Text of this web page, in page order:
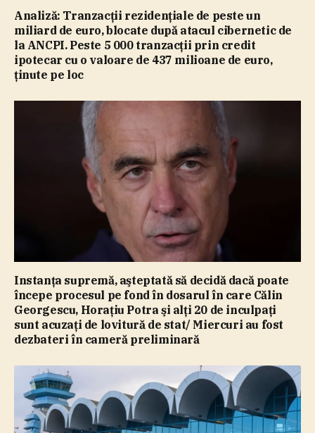
Analiză: Tranzacţii rezidenţiale de peste un
miliard de euro, blocate după atacul cibernetic de
la ANCPI. Peste 5 000 tranzacţii prin credit
ipotecar cu o valoare de 437 milioane de euro,
ţinute pe loc
Instanţa supremă, aşteptată să decidă dacă poate
începe procesul pe fond în dosarul în care Călin
Georgescu, Horaţiu Potra şi alţi 20 de inculpaţi
sunt acuzaţi de lovitură de stat/ Miercuri au fost
dezbateri în cameră preliminară